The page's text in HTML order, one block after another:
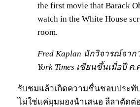
the first movie that Barack
watch in the White House
room.
Fred Kaplan นักวิจารณ์จาก
York Times เขียนขึ้นเมื่อปี ค.
รับชมแล้วเกิดความชื่นชอบประทั
ไม่ใช่แค่มุมมองนำเสนอ ลีลาตัดต่